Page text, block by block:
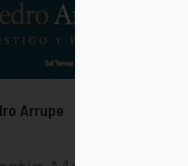
Arrupe